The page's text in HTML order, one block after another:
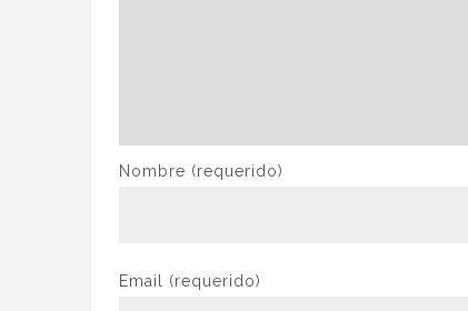
Nombre (requerido)
Email (requerido)